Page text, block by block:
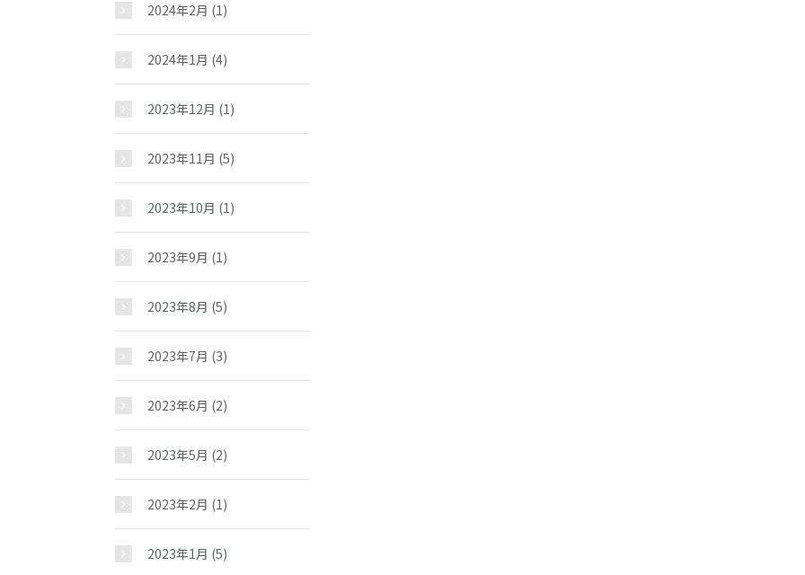
2024年2月 (1)
2024年1月 (4)
2023年12月 (1)
2023年11月 (5)
2023年10月 (1)
2023年9月 (1)
2023年8月 (5)
2023年7月 (3)
2023年6月 (2)
2023年5月 (2)
2023年2月 (1)
2023年1月 (5)